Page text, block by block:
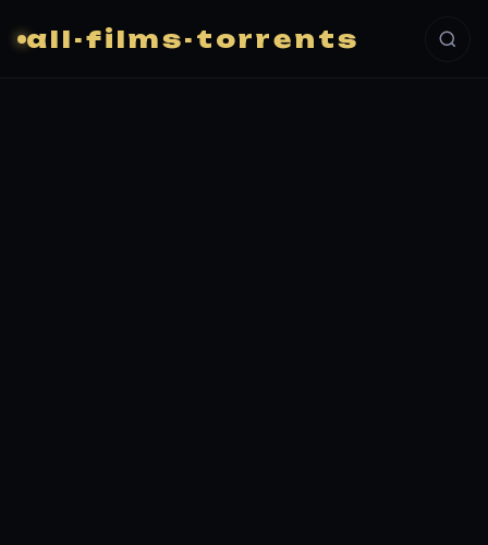
all-films-torrents